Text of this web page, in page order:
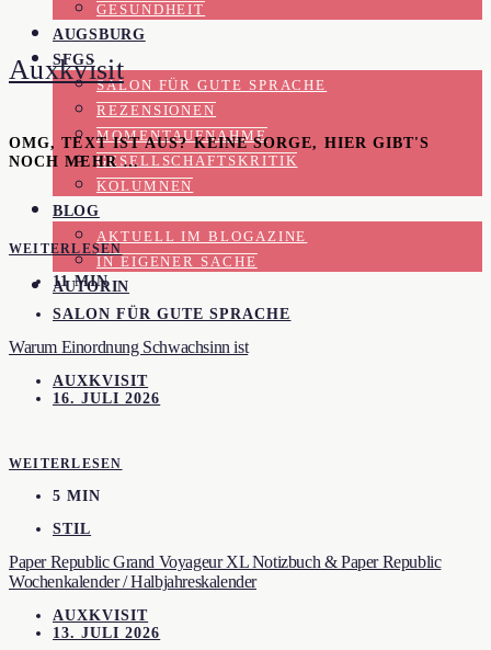
GESUNDHEIT
AUGSBURG
SFGS
SALON FÜR GUTE SPRACHE
REZENSIONEN
MOMENTAUFNAHME
GESELLSCHAFTSKRITIK
KOLUMNEN
BLOG
AKTUELL IM BLOGAZINE
IN EIGENER SACHE
AUTORIN
Auxkvisit
OMG, TEXT IST AUS? KEINE SORGE, HIER GIBT'S
NOCH MEHR …
WEITERLESEN
11 MIN
SALON FÜR GUTE SPRACHE
Warum Einordnung Schwachsinn ist
AUXKVISIT
16. JULI 2026
WEITERLESEN
5 MIN
STIL
Paper Republic Grand Voyageur XL Notizbuch & Paper Republic
Wochenkalender / Halbjahreskalender
AUXKVISIT
13. JULI 2026